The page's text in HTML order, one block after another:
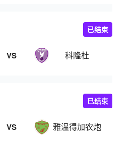
VS 科隆杜
已结束
VS 雅温得加农炮
已结束